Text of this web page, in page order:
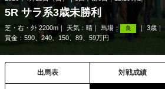
5R サラ系3歳未勝利
芝・右・外 2200m 天気： 晴 馬場： 良 3歳
賞金：590、240、150、89、59万円
出馬表 対戦成績